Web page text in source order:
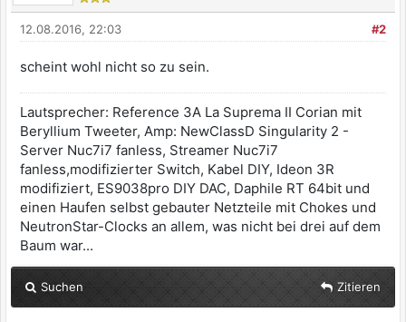
#2
12.08.2016, 22:03
scheint wohl nicht so zu sein.
Lautsprecher: Reference 3A La Suprema II Corian mit
Beryllium Tweeter, Amp: NewClassD Singularity 2 -
Server Nuc7i7 fanless, Streamer Nuc7i7
fanless,modifizierter Switch, Kabel DIY, Ideon 3R
modifiziert, ES9038pro DIY DAC, Daphile RT 64bit und
einen Haufen selbst gebauter Netzteile mit Chokes und
NeutronStar-Clocks an allem, was nicht bei drei auf dem
Baum war...
Suchen Zitieren